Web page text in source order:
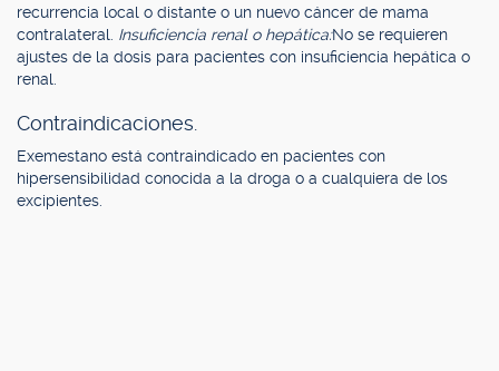
recurrencia local o distante o un nuevo cáncer de mama
contralateral. Insuficiencia renal o hepática:No se requieren
ajustes de la dosis para pacientes con insuficiencia hepática o
renal.
Contraindicaciones.
Exemestano está contraindicado en pacientes con
hipersensibilidad conocida a la droga o a cualquiera de los
excipientes.